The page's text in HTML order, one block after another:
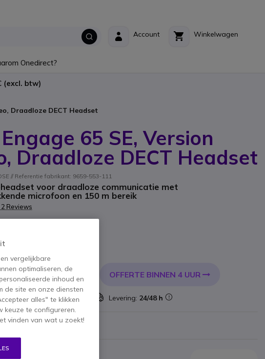
Winkelwagen
Account
Onedirect?
(excl. btw)
Draadloze DECT Headset
65 SE, Version
Draadloze DECT Headset
// Referentie fabrikant: 9659-553-111
headset voor draadloze communicatie met
microfoon en 150 m bereik
Reviews
IN WINKELWAGEN OFFERTE BINNEN 4 UUR
op voorraad Levering: 24/48 h
vergelijkbare
optimaliseren, de
inhoud en
de site en onze diensten
alles" te klikken
keuze te configureren.
vinden van wat u zoekt!